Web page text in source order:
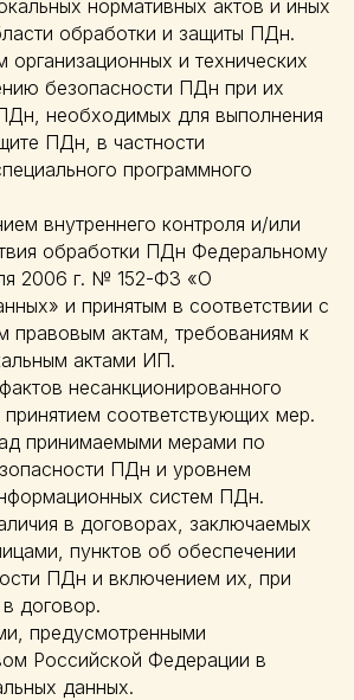
нормативных актов и иных
обработки и защиты ПДн.
организационных и технических
безопасности ПДн при их
необходимых для выполнения
ПДн, в частности
программного
внутреннего контроля и/или
обработки ПДн Федеральному
2006 г. № 152-ФЗ «О
и принятым в соответствии с
правовым актам, требованиям к
актами ИП.
несанкционированного
соответствующих мер.
принимаемыми мерами по
ПДн и уровнем
систем ПДн.
в договорах, заключаемых
пунктов об обеспечении
ПДн и включением их, при
договор.
предусмотренными
Российской Федерации в
данных.